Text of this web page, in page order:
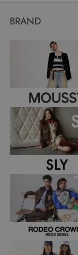
BRAND